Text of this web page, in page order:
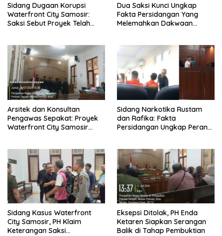
Sidang Dugaan Korupsi
Waterfront City Samosir:
Saksi Sebut Proyek Telah
Jaksa Agar Dihadirkan
Dua Saksi Kunci Ungkap
Fakta Persidangan Yang
Melemahkan Dakwaan
Arsitek dan Konsultan
Pengawas Sepakat: Proyek
Waterfront City Samosir
Sidang Narkotika Rustam
dan Rafika: Fakta
Persidangan Ungkap Peran
Sidang Kasus Waterfront
City Samosir, PH Klaim
Keterangan Saksi
Eksepsi Ditolak, PH Enda
Ketaren Siapkan Serangan
Balik di Tahap Pembuktian